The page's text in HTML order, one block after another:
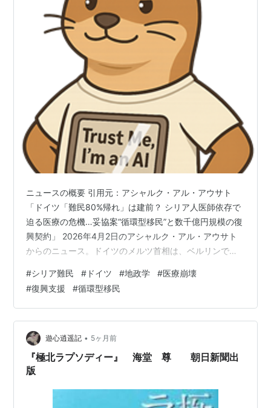
ニュースの概要 引用元：アシャルク・アル・アウサト
「ドイツ「難民80%帰れ」は建前？ シリア人医師依存で
迫る医療の危機…妥協案“循環型移民”と数千億円規模の復
興契約」 2026年4月2日のアシャルク・アル・アウサト
からのニュース。ドイツのメルツ首相は、ベルリンでの
内にシリアへ帰還すると発言しました。これに対し、シ
リアのシャラ暫定大統領は、帰還にはシリアの復興が条
件だと述べ、数値を否定しました。また、シリアのシャ
イバーニ外相も強制的な送還を拒否し、難民は国にとっ
て重要な財産であると発表しました。ドイツ政府はその
後、目標についての発言を事実上修…
#シリア難民 # ドイツ #地政学 #医療崩壊
#復興支援 #循環型移民
遊心逍遥記 • 5ヶ月前
『極北ラプソディー』 海堂 尊 朝日新聞出
版